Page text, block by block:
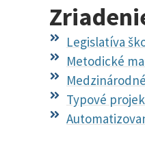
Legislatíva
Metodické
Typové